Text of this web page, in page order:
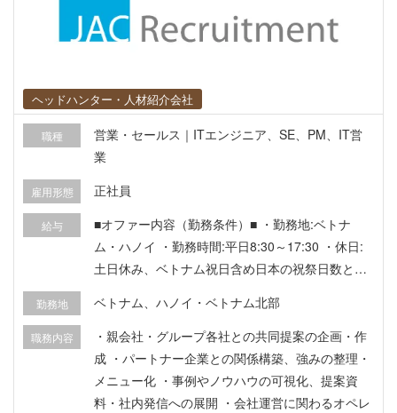
ヘッドハンター・人材紹介会社
職種
営業・セールス｜ITエンジニア、SE、PM、IT営
業
雇用形態 正社員
給与
■オファー内容（勤務条件）■ ・勤務地:ベトナ
ム・ハノイ ・勤務時間:平日8:30～17:30 ・休日:
土日休み、ベトナム祝日含め日本の祝祭日数と同
格:年1回 ■待遇・福利厚生■ テト前賞与(1.5カ月
分)、業績インセンティブ、医療保険、通勤費、初
回渡航費、年1回往復航空券、ベトナム語学 習補
助、労働許可・ビザ関連費用の会社負担あり
勤務地 ベトナム、ハノイ・ベトナム北部
職務内容
・親会社・グループ各社との共同提案の企画・作
成 ・パートナー企業との関係構築、強みの整理・
メニュー化 ・事例やノウハウの可視化、提案資
料・社内発信への展開 ・会社運営に関わるオペレ